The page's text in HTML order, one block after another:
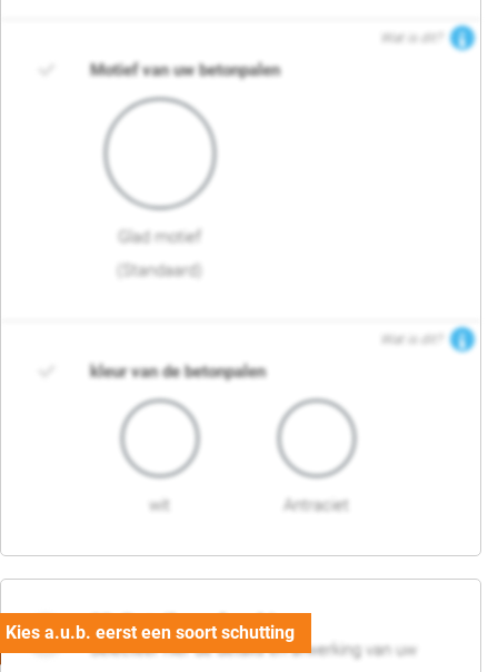
Wat is dit?
Motief van uw betonpalen
Glad motief
(Standaard)
Wat is dit?
kleur van de betonpalen
wit Antraciet
03. Detail en afwerking
Selecteer hier de details en afwerking van uw